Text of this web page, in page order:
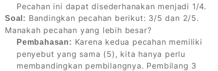
Pecahan ini dapat disederhanakan menjadi 1/4.
Soal: Bandingkan pecahan berikut: 3/5 dan 2/5.
Manakah pecahan yang lebih besar?
Pembahasan: Karena kedua pecahan memiliki
penyebut yang sama (5), kita hanya perlu
membandingkan pembilangnya. Pembilang 3